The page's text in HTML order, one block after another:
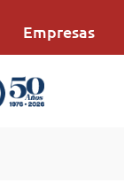
Empresas